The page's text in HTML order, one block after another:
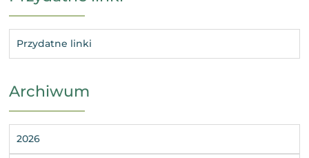
Przydatne linki
Archiwum
2026